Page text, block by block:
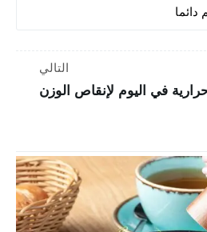
دائما
التالي
في اليوم لإنقاص الوزن